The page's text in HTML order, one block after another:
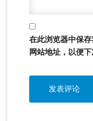
在此浏览器中保
网站地址，以便下